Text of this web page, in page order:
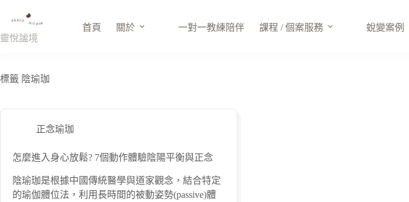
主
容
靈悅謐境
首頁 關於 一對一教練陪伴 課程 / 個案服務 蛻變案例
標籤 陰瑜珈
正念瑜珈
怎麼進入身心放鬆? 7個動作體驗陰陽平衡與正念
陰瑜珈是根據中國傳統醫學與道家觀念，結合特定
的瑜伽體位法，利用長時間的被動姿勢(passive)體